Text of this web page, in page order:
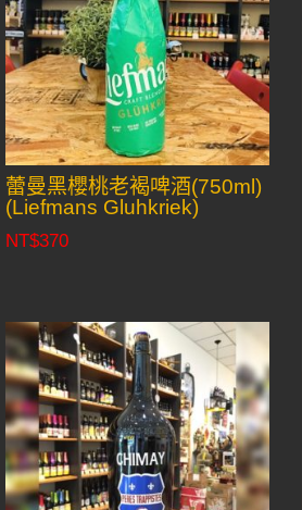
蕾曼黑櫻桃老褐啤酒(750ml)
(Liefmans Gluhkriek)
NT$370